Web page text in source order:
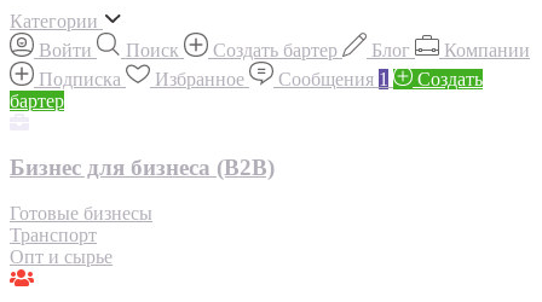
Категории
Войти
Поиск Создать бартер Блог
Компании
Подписка
Избранное Сообщения 1
Создать
бартер
Бизнес для бизнеса (B2B)
Готовые бизнесы
Транспорт
Опт и сырье